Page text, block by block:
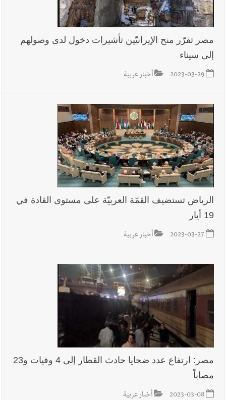
مصر تقرّر منح الإيرانيّين تأشيرات دخول لدى وصولهم
إلى سيناء
2023-03-29 أخبار عربية
الرياض تستضيف القمّة العربيّة على مستوى القادة في
19 أيار
2023-03-27 أخبار عربية
مصر: ارتفاع عدد ضحايا حادث القطار إلى 4 وفيات و23
مصاباً
2023-03-08 أخبار عربية